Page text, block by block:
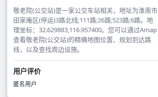
敬老院(公交站)是一家公交车站相关，地址为淮南市
田家庵区(停运)3路北线;111路;26路;523路;6路。地
理坐标：32.629883,116.957400。您可以通过Amap
查看敬老院(公交站)的精确地图位置、规划到达路
线，以及查找周边设施。
用户评价
匿名用户